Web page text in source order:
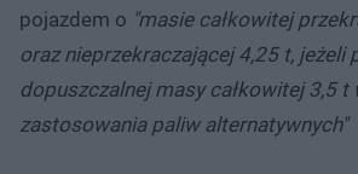
pojazdem o "masie całkowitej
oraz nieprzekraczającej 4,25 t, jeżeli
dopuszczalnej masy całkowitej 3,5 t
zastosowania paliw alternatywnych"